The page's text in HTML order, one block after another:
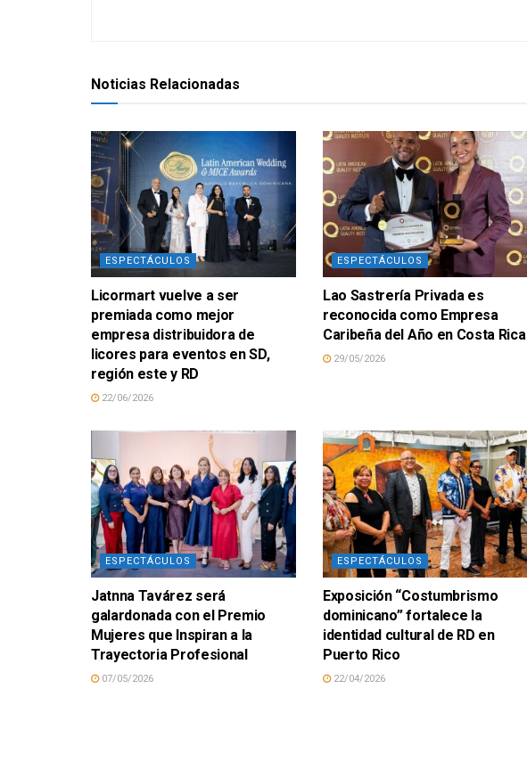
Noticias Relacionadas
ESPECTÁCULOS
Licormart vuelve a ser
premiada como mejor
empresa distribuidora de
licores para eventos en SD,
región este y RD
22/06/2026
ESPECTÁCULOS
Lao Sastrería Privada es
reconocida como Empresa
Caribeña del Año en Costa Rica
29/05/2026
ESPECTÁCULOS
Jatnna Tavárez será
galardonada con el Premio
Mujeres que Inspiran a la
Trayectoria Profesional
07/05/2026
ESPECTÁCULOS
Exposición “Costumbrismo
dominicano” fortalece la
identidad cultural de RD en
Puerto Rico
22/04/2026